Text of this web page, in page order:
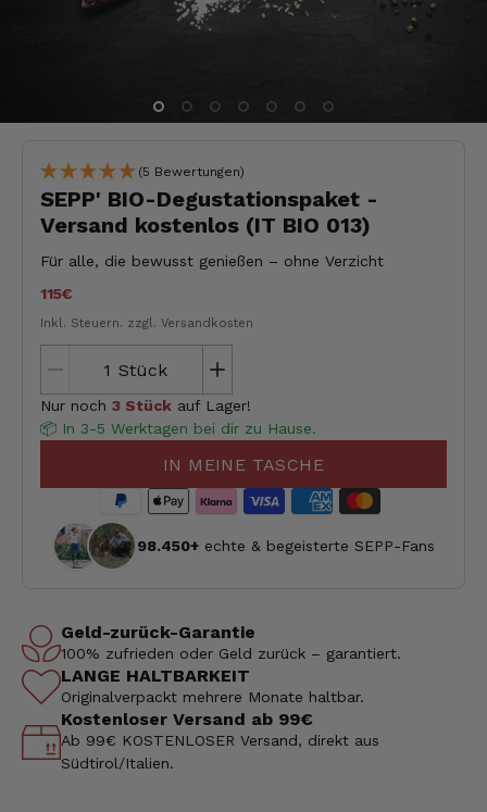
(5 Bewertungen)
SEPP' BIO-Degustationspaket -
Versand kostenlos (IT BIO 013)
Für alle, die bewusst genießen – ohne Verzicht
115€
Inkl. Steuern. zzgl. Versandkosten
Stück
Nur noch 3 Stück auf Lager!
📦 In 3-5 Werktagen bei dir zu Hause.
IN MEINE TASCHE
98.450+ echte & begeisterte SEPP-Fans
Geld-zurück-Garantie
100% zufrieden oder Geld zurück – garantiert.
LANGE HALTBARKEIT
Originalverpackt mehrere Monate haltbar.
Kostenloser Versand ab 99€
Ab 99€ KOSTENLOSER Versand, direkt aus
Südtirol/Italien.